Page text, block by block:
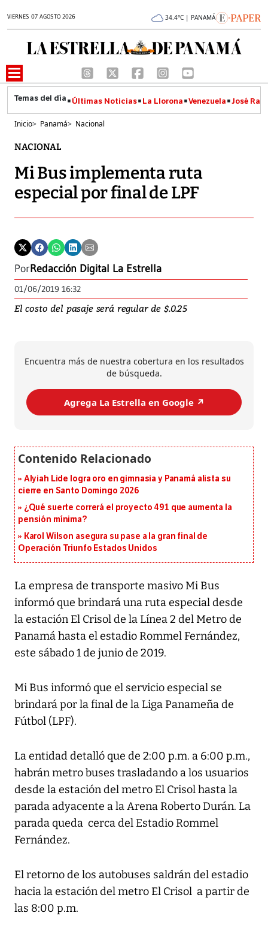
VIERNES 07 AGOSTO 2026 34.4°C | PANAMÁ
Últimas Noticias La Llorona Venezuela José
Inicio> Panamá> Nacional
NACIONAL
Mi Bus implementa ruta
especial por final de LPF
PorRedacción Digital La Estrella
01/06/2019 16:32
El costo del pasaje será regular de $.0.25
Encuentra más de nuestra cobertura en los resultados
de búsqueda.
Agrega La Estrella en Google ↗️
Alyiah Lide logra oro en gimnasia y Panamá alista su
cierre en Santo Domingo 2026
¿Qué suerte correrá el proyecto 491 que aumenta la
pensión mínima?
Karol Wilson asegura su pase a la gran final de
Operación Triunfo Estados Unidos
La empresa de transporte masivo Mi Bus
informó que brindará una ruta especial desde
la estación El Crisol de la Línea 2 del Metro de
Panamá hasta el estadio Rommel Fernández,
este sábado 1 de junio de 2019.
Mi Bus informó que el servicio especial se
brindará por la final de la Liga Panameña de
Fútbol (LPF).
La entidad detalló que de 2:00 p.m. a 6:00 p.m.,
habrán metro buses trasladando a los usuarios
desde la estación del metro El Crisol hasta la
parada adyacente a la Arena Roberto Durán. La
parada queda cerca del Estadio Rommel
Fernández.
El retorno de los autobuses saldrán del estadio
hacia la estación del metro El Crisol a partir de
las 8:00 p.m.